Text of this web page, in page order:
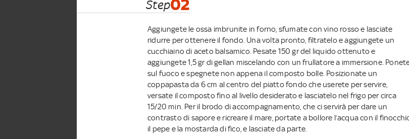
Step02
Aggiungete le ossa imbrunite in forno, sfumate con vino rosso e lasciate
ridurre per ottenere il fondo. Una volta pronto, filtratelo e aggiungete un
cucchiaino di aceto balsamico. Pesate 150 gr del liquido ottenuto e
aggiungete 1,5 gr di gellan miscelando con un frullatore a immersione.
sul fuoco e spegnete non appena il composto bolle. Posizionate un
coppapasta da 6 cm al centro del piatto fondo che userete per servire,
versate il composto fino al livello desiderato e lasciatelo nel frigo per circa
15/20 min. Per il brodo di accompagnamento, che ci servirà per dare un
contrasto di sapore e ricreare il mare, portate a bollore l’acqua con il
il pepe e la mostarda di fico, e lasciate da parte.